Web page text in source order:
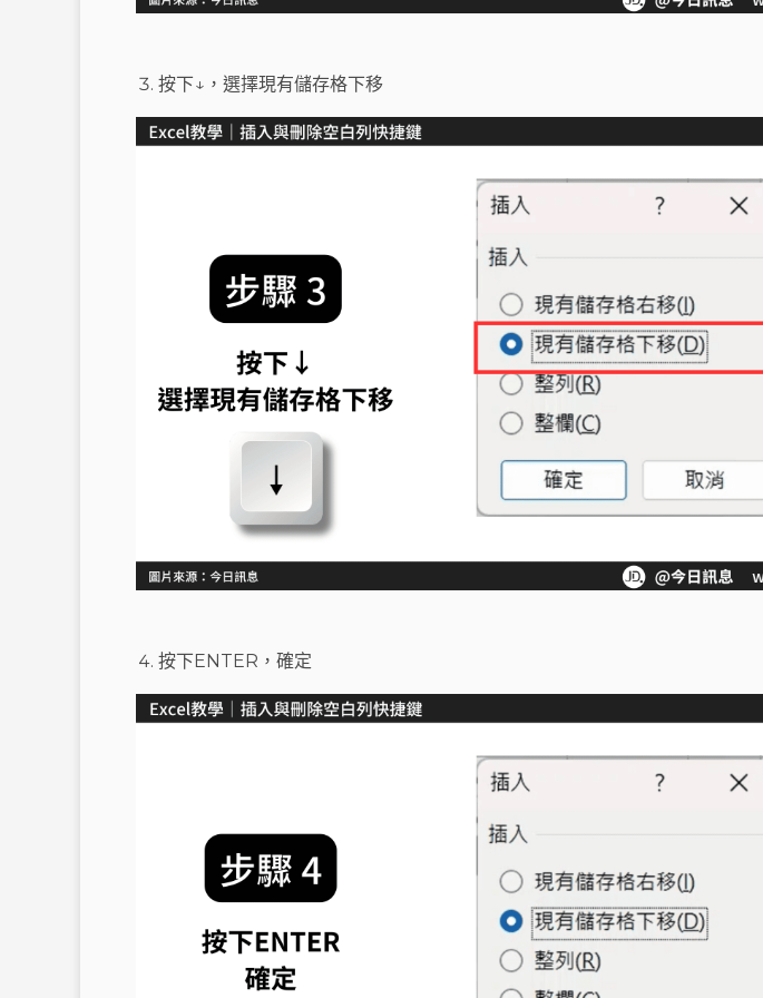
按下↓，選擇現有儲存格下移
按下ENTER，確定